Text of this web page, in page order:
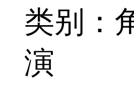
类别：
演